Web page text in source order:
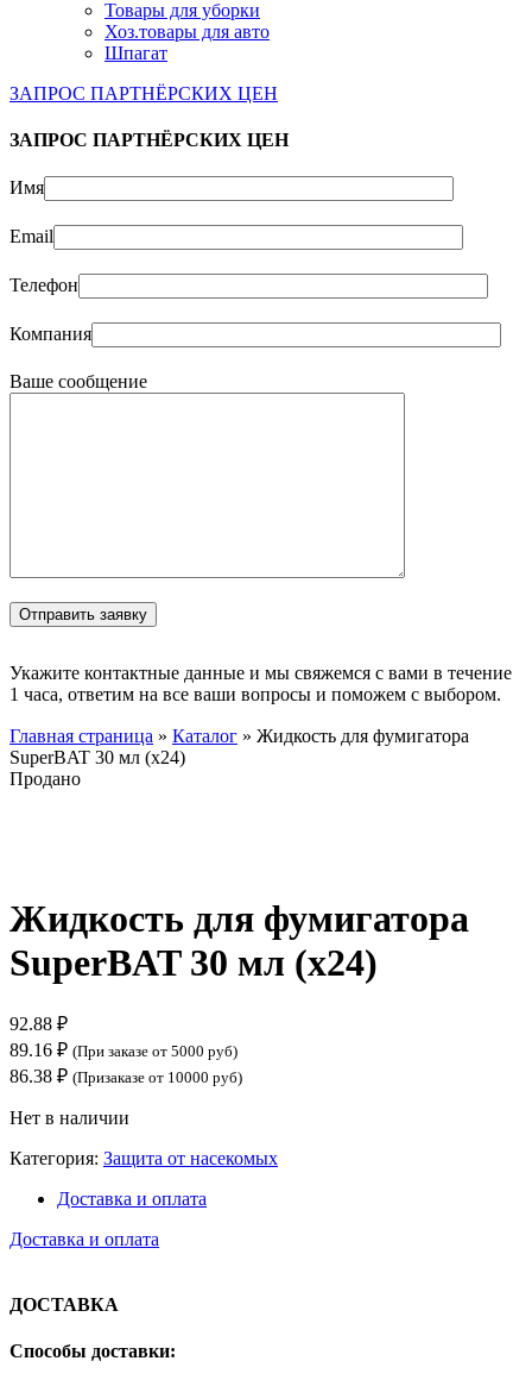
Товары для уборки
Хоз.товары для авто
Шпагат
ЗАПРОС ПАРТНЁРСКИХ ЦЕН
ЗАПРОС ПАРТНЁРСКИХ ЦЕН
Имя
Email
Телефон
Компания
Ваше сообщение
Укажите контактные данные и мы свяжемся с вами в течение
1 часа, ответим на все ваши вопросы и поможем с выбором.
Главная страница » Каталог » Жидкость для фумигатора
SuperBAT 30 мл (х24)
Продано
Жидкость для фумигатора
SuperBAT 30 мл (х24)
92.88 ₽
89.16 ₽ (При заказе от 5000 руб)
86.38 ₽ (Призаказе от 10000 руб)
Нет в наличии
Категория: Защита от насекомых
Доставка и оплата
Доставка и оплата
ДОСТАВКА
Способы доставки: